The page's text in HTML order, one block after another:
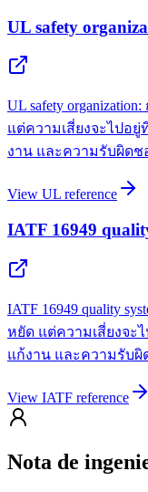
UL safety
UL safety
แต่ความเสี่ยงจะไปอ
งาน และความรับผิด
View UL reference
IATF 16949
IATF 16949 quality
หยัด แต่ความเสี่ยงจะ
แก้งาน และความรับ
View IATF reference
Nota de